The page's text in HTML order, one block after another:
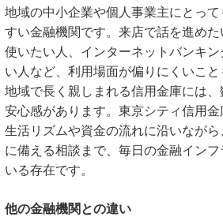
地域の中小企業や個人事業主にとっ
すい金融機関です。来店で話を進め
使いたい人、インターネットバンキ
い人など、利用場面が偏りにくいこと
地域で長く親しまれる信用金庫には
安心感があります。東京シティ信用
生活リズムや資金の流れに沿いなが
に備える相談まで、毎日の金融イン
いる存在です。
他の金融機関との違い